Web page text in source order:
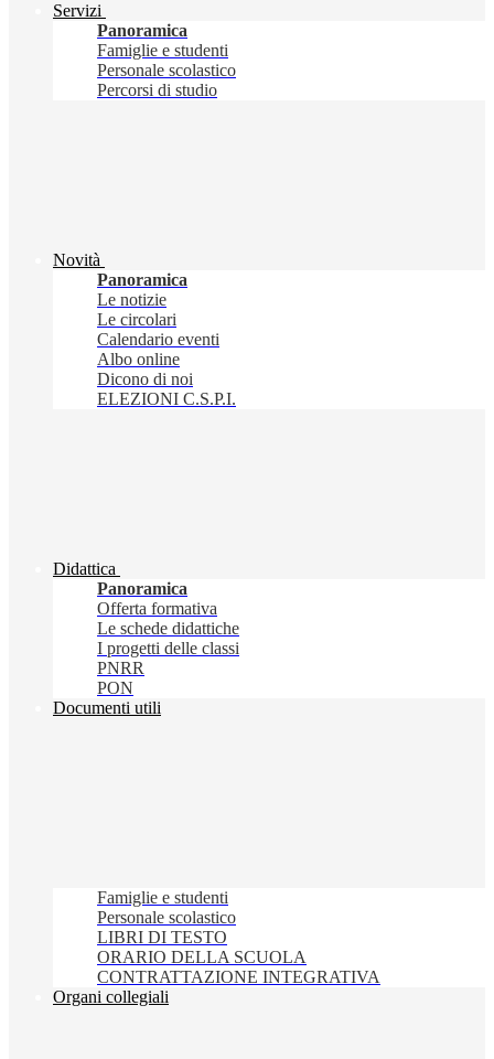
Servizi
Panoramica
Famiglie e studenti
Personale scolastico
Percorsi di studio
Novità
Panoramica
Le notizie
Le circolari
Calendario eventi
Albo online
Dicono di noi
ELEZIONI C.S.P.I.
Didattica
Panoramica
Offerta formativa
Le schede didattiche
I progetti delle classi
PNRR
PON
Documenti utili
Famiglie e studenti
Personale scolastico
LIBRI DI TESTO
ORARIO DELLA SCUOLA
CONTRATTAZIONE INTEGRATIVA
Organi collegiali